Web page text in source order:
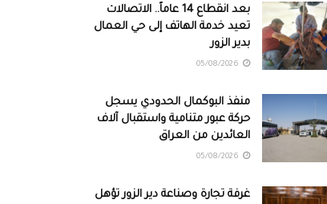
بعد انقطاع 14 عاماً.. الاتصالات
تعيد خدمة الهاتف إلى حي العمال
بدير الزور
منفذ البوكمال الحدودي يسجل
حركة عبور متنامية واستقبال آلاف
العائدين من العراق
غرفة تجارة وصناعة دير الزور تؤهل